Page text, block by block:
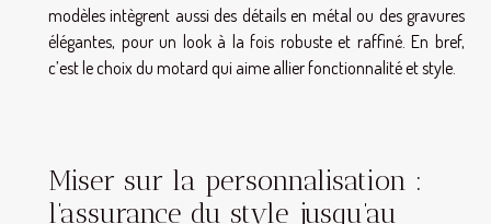
modèles intègrent aussi des détails en métal ou des gravures
élégantes, pour un look à la fois robuste et raffiné. En bref,
c’est le choix du motard qui aime allier fonctionnalité et style.
Miser sur la personnalisation :
l’assurance du style jusqu’au